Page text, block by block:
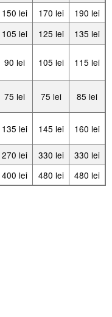
150 lei 170 lei 190 lei
105 lei 125 lei 135 lei
90 lei 105 lei 115 lei
75 lei 75 lei 85 lei
135 lei 145 lei 160 lei
270 lei 330 lei 330 lei
400 lei 480 lei 480 lei